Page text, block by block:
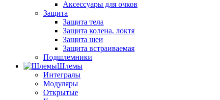
Аксессуары для очков
Защита
Защита тела
Защита колена, локтя
Защита шеи
Защита встраиваемая
Подшлемники
Шлемы
Интегралы
Модуляры
Открытые